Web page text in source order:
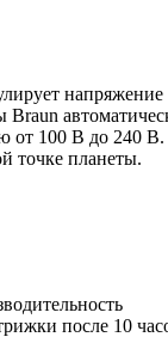
напряжение
от 100 В до 240 В.
точке планеты.
после 10